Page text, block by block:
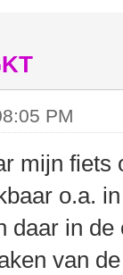
PM
mijn fiets
o.a.
daar in
van